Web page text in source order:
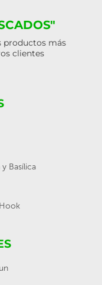
productos más
clientes
Basílica